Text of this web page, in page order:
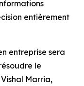
entièrement
entreprise sera
le
Marria,